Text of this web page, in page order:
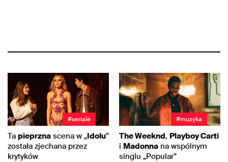
#seriale
Ta pieprzna scena w „Idolu”
została zjechana przez
krytyków
#muzyka
The Weeknd, Playboy Carti
i Madonna na wspólnym
singlu „Popular”